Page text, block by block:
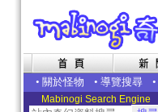
• 關於怪物 • 導覽搜尋 •
Mabinogi Search Engine